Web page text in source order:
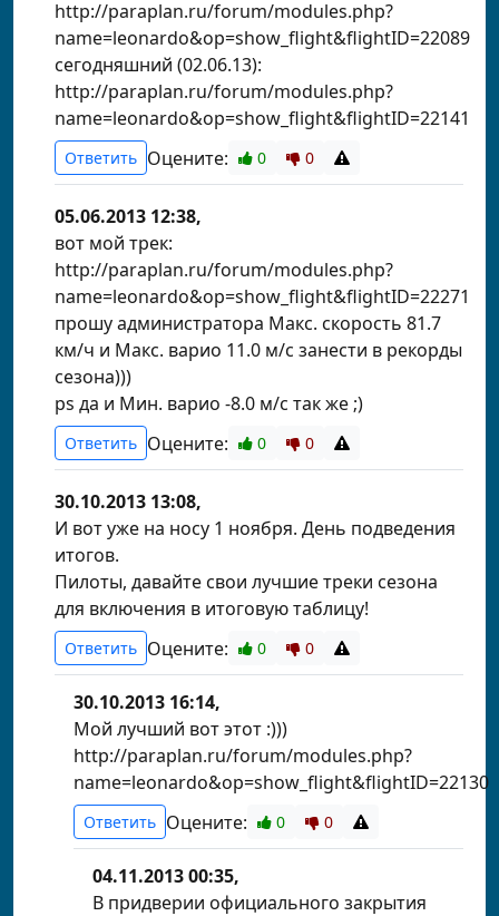
http://paraplan.ru/forum/modules.php?
name=leonardo&op=show_flight&flightID=22089
сегодняшний (02.06.13):
http://paraplan.ru/forum/modules.php?
name=leonardo&op=show_flight&flightID=22141
Ответить Оцените: 0 0
05.06.2013 12:38,
вот мой трек:
http://paraplan.ru/forum/modules.php?
name=leonardo&op=show_flight&flightID=22271
прошу администратора Макс. скорость 81.7
км/ч и Макс. варио 11.0 м/с занести в рекорды
сезона)))
ps да и Мин. варио -8.0 м/с так же ;)
Ответить Оцените: 0 0
30.10.2013 13:08,
И вот уже на носу 1 ноября. День подведения
итогов.
Пилоты, давайте свои лучшие треки сезона
для включения в итоговую таблицу!
Ответить Оцените: 0 0
30.10.2013 16:14,
Мой лучший вот этот :)))
http://paraplan.ru/forum/modules.php?
name=leonardo&op=show_flight&flightID=22130
Ответить Оцените: 0 0
04.11.2013 00:35,
В придверии официального закрытия